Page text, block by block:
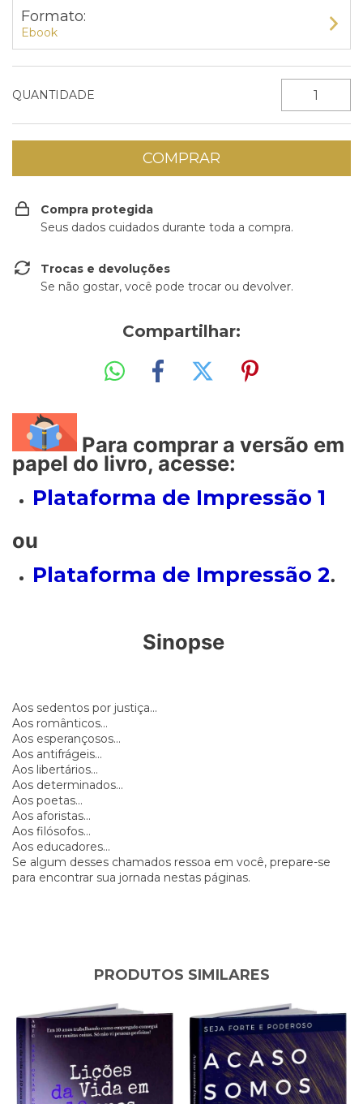
Formato:
Ebook
QUANTIDADE
Compra protegida
Seus dados cuidados durante toda a compra.
Trocas e devoluções
Se não gostar, você pode trocar ou devolver.
Compartilhar:
Para comprar a versão em
papel do livro, acesse:
Plataforma de Impressão 1
ou
Plataforma de Impressão 2.
Sinopse
Aos sedentos por justiça...
Aos românticos...
Aos esperançosos...
Aos antifrágeis...
Aos libertários...
Aos determinados...
Aos poetas...
Aos aforistas...
Aos filósofos...
Aos educadores...
Se algum desses chamados ressoa em você, prepare-se
para encontrar sua jornada nestas páginas.
PRODUTOS SIMILARES